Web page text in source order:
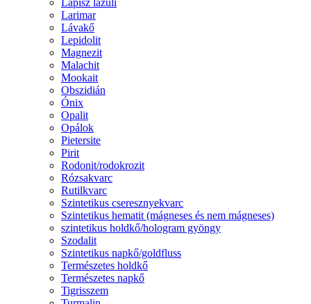
Lápisz lazuli
Larimar
Lávakő
Lepidolit
Magnezit
Malachit
Mookait
Obszidián
Ónix
Opalit
Opálok
Pietersite
Pirit
Rodonit/rodokrozit
Rózsakvarc
Rutilkvarc
Szintetikus cseresznyekvarc
Szintetikus hematit (mágneses és nem mágneses)
szintetikus holdkő/hologram gyöngy
Szodalit
Szintetikus napkő/goldfluss
Természetes holdkő
Természetes napkő
Tigrisszem